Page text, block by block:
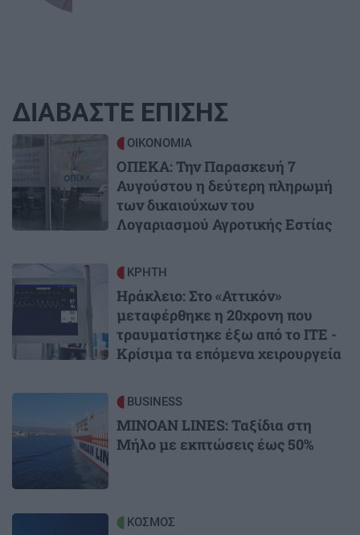
ΔΙΑΒΑΣΤΕ ΕΠΙΣΗΣ
Image ΟΙΚΟΝΟΜΙΑ
ΟΠΕΚΑ: Την Παρασκευή 7
Αυγούστου η δεύτερη πληρωμή
των δικαιούχων του
Λογαριασμού Αγροτικής Εστίας
Image ΚΡΗΤΗ
Ηράκλειο: Στο «Αττικόν»
μεταφέρθηκε η 20χρονη που
τραυματίστηκε έξω από το ΙΤΕ -
Κρίσιμα τα επόμενα χειρουργεία
BUSINESS
MINOAN LINES: Ταξίδια στη
Μήλο με εκπτώσεις έως 50%
ΚΟΣΜΟΣ